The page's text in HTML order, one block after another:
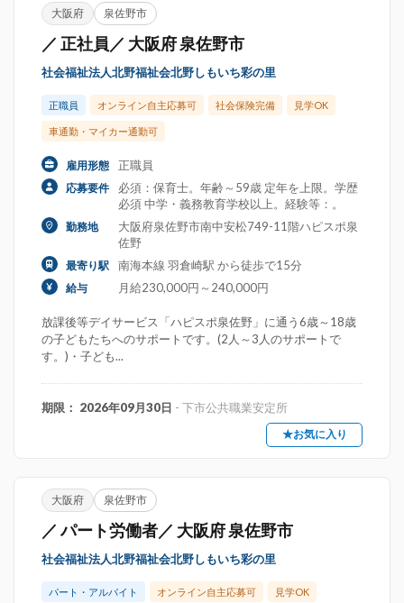
大阪府 泉佐野市
／ 正社員／ 大阪府 泉佐野市
社会福祉法人北野福祉会北野しもいち彩の里
正職員 オンライン自主応募可 社会保険完備 見学OK
車通勤・マイカー通勤可
雇用形態 正職員
応募要件
必須：保育士。年齢～59歳 定年を上限。学歴
必須 中学・義務教育学校以上。経験等：。
勤務地
大阪府泉佐野市南中安松749-11階ハピスポ泉
佐野
最寄り駅 南海本線 羽倉崎駅 から徒歩で15分
給与 月給230,000円～240,000円
放課後等デイサービス「ハピスポ泉佐野」に通う6歳～18歳
の子どもたちへのサポートです。(2人～3人のサポートで
す。)・子ども...
期限： 2026年09月30日 - 下市公共職業安定所
★お気に入り
大阪府 泉佐野市
／ パート労働者／ 大阪府 泉佐野市
社会福祉法人北野福祉会北野しもいち彩の里
パート・アルバイト オンライン自主応募可 見学OK